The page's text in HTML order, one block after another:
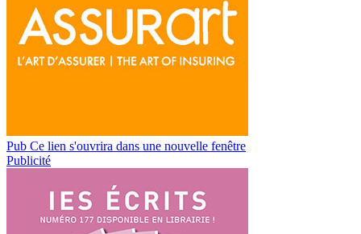
Pub Ce lien s'ouvrira dans une nouvelle fenêtre
Publicité